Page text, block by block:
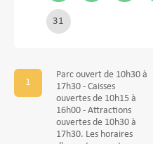
31
Parc ouvert de 10h30 à
17h30 - Caisses
ouvertes de 10h15 à
16h00 - Attractions
ouvertes de 10h30 à
17h30. Les horaires